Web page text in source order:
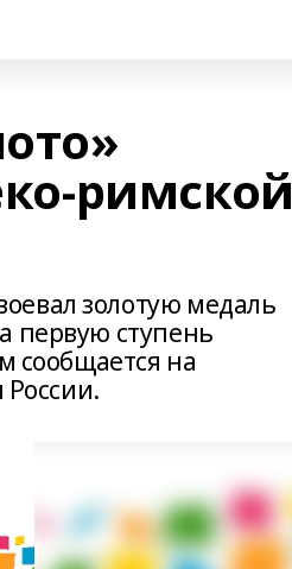
римской
золотую медаль
первую ступень
сообщается на